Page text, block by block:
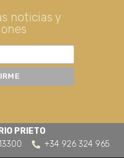
noticias y
PRIETO
+34 926 324 965